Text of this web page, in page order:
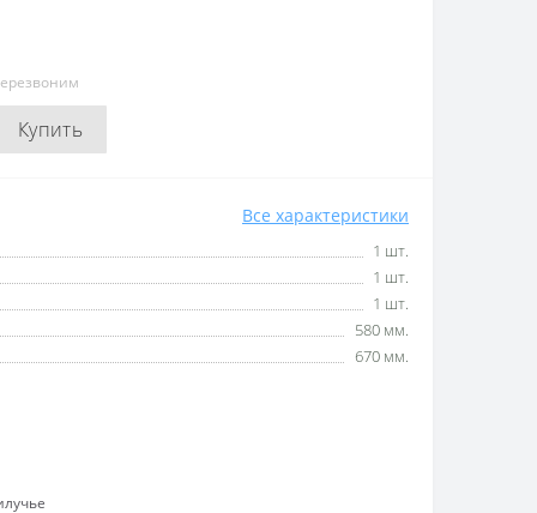
Купить
Все характеристики
1 шт.
1 шт.
1 шт.
580 мм.
670 мм.